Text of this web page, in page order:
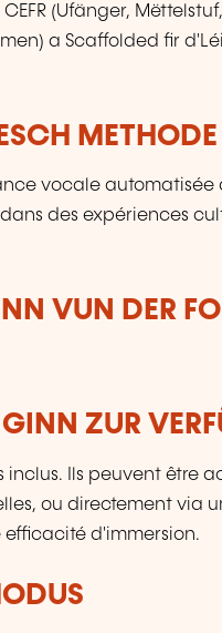
(Ufänger,
a Scaffolded fir
vocale automatisée
des expériences
VUN DER
ZUR
inclus. Ils peuvent être
ou directement via
d'immersion.